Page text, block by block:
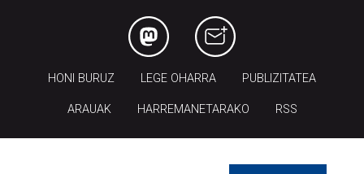
HONI BURUZ LEGE OHARRA PUBLIZITATEA
ARAUAK HARREMANETARAKO RSS